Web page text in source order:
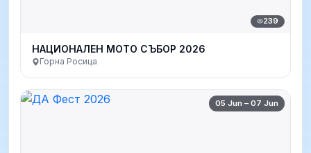
239
НАЦИОНАЛЕН МОТО СЪБОР 2026
Горна Росица
05 Jun – 07 Jun